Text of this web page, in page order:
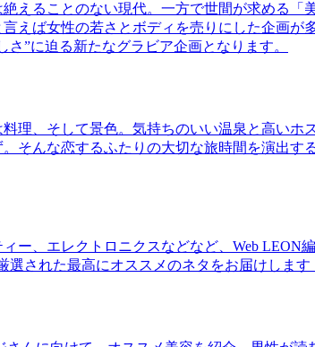
えることのない現代。一方で世間が求める
えば女性の若さとボディを売りにした企画
”に迫る新たなグラビア企画となります。
、そして景色。気持ちのいい温泉と高いホ
そんな恋するふたりの大切な旅時間を演出
ー、エレクトロニクスなどなど、Web
された最高にオススメのネタをお届けします